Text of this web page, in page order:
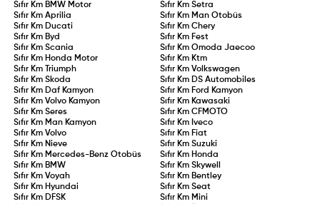
Sıfır Km BMW Motor Sıfır Km Setra
Sıfır KmAprilia Sıfır Km Man Otobüs
Sıfır Km Ducati Sıfır Km Chery
Sıfır Km Byd Sıfır Km Fest
Sıfır KmScania Sıfır Km Omoda Jaecoo
Sıfır Km Honda Motor Sıfır Km Ktm
Sıfır Km
Triumph Sıfır Km Volkswagen
Sıfır KmSkoda Sıfır Km DS Automobiles
Sıfır Km Daf Kamyon Sıfır Km Ford Kamyon
Sıfır KmVolvo Kamyon Sıfır Km Kawasaki
Sıfır KmSeres Sıfır Km CFMOTO
Sıfır Km Man Kamyon Sıfır Km Iveco
Sıfır KmVolvo Sıfır Km Fiat
Sıfır Km Nieve Sıfır Km Suzuki
Sıfır Km Mercedes-Benz Otobüs Sıfır Km Honda
Sıfır Km BMW Sıfır Km Skywell
Sıfır KmVoyah Sıfır Km Bentley
Sıfır Km Hyundai Sıfır Km Seat
Sıfır Km DFSK Sıfır Km Mini